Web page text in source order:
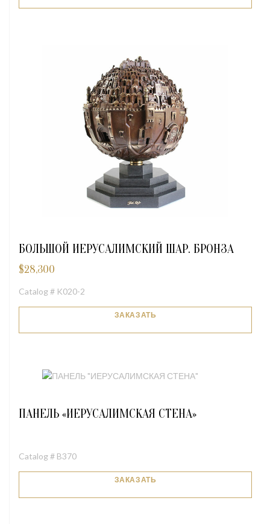
БОЛЬШОЙ ИЕРУСАЛИМСКИЙ ШАР. БРОНЗА
$28,300
Catalog # K020-2
ЗАКАЗАТЬ
ПАНЕЛЬ «ИЕРУСАЛИМСКАЯ СТЕНА»
Catalog # B370
ЗАКАЗАТЬ